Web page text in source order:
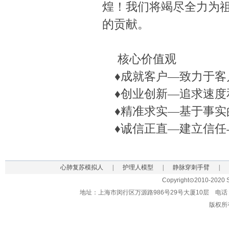
煌！我们将竭尽全力为
的贡献。
核心价值观
♦成就客户—致力于客
♦创业创新—追求速度
♦精准求实—基于事实
♦诚信正直—建立信任
心肺复苏模拟人 护理人模型 静脉穿刺手臂
Copyright⊙2010-2020
地址：上海市闵行区万源路986号29号大厦10层 电
版权